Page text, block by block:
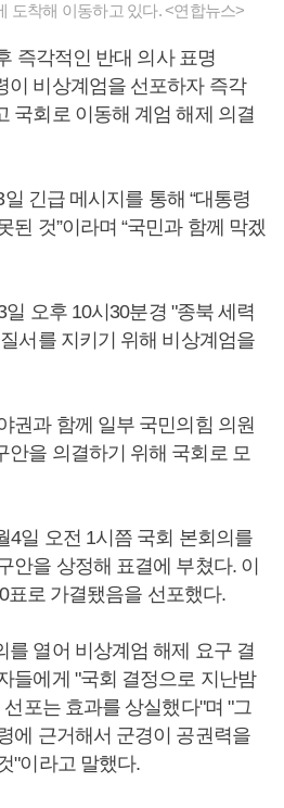
도착해 이동하고 있다. <연합뉴스>
즉각적인 반대 의사 표명
이 비상계엄을 선포하자 즉각
국회로 이동해 계엄 해제 의결
긴급 메시지를 통해 “대통령
된 것”이라며 “국민과 함께 막겠
오후 10시30분경 "종북 세력
서를 지키기 위해 비상계엄을
권과 함께 일부 국민의힘 의원
안을 의결하기 위해 국회로 모
4일 오전 1시쯤 국회 본회의를
안을 상정해 표결에 부쳤다. 이
표로 가결됐음을 선포했다.
를 열어 비상계엄 해제 요구 결
들에게 "국회 결정으로 지난밤
포는 효과를 상실했다"며 "그
에 근거해서 군경이 공권력을
"이라고 말했다.